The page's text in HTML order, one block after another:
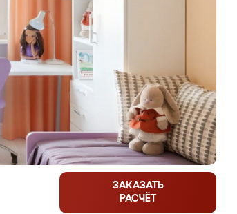
ЗАКАЗАТЬ
РАСЧЁТ